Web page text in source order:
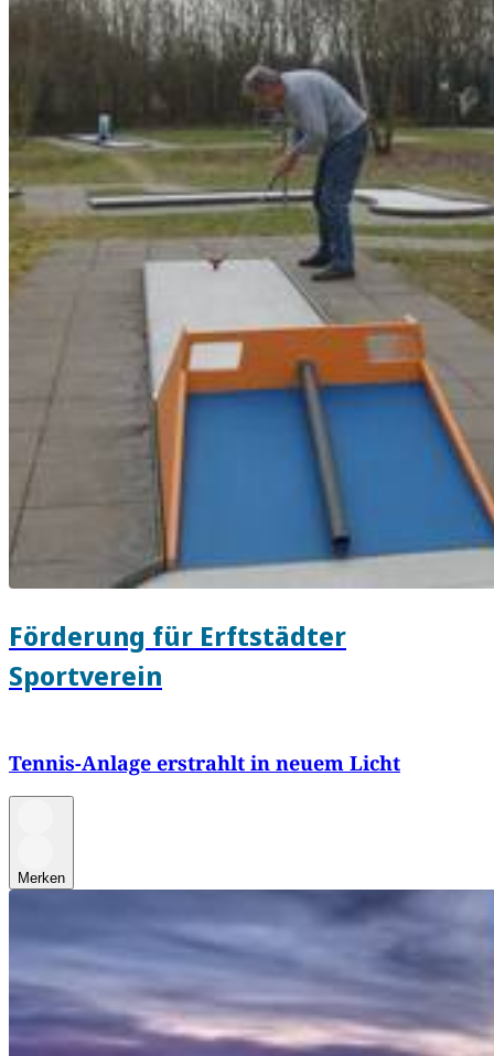
Förderung für Erftstädter
Sportverein
Tennis-Anlage erstrahlt in neuem Licht
Merken